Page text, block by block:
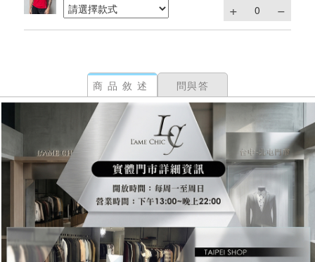
商品敘述 問與答